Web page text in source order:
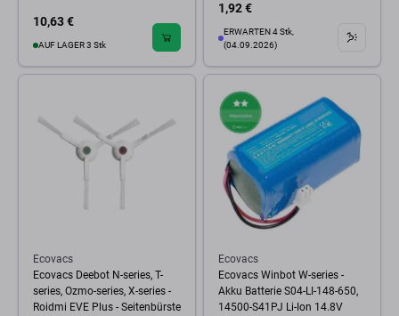
10,63 €
AUF LAGER 3 Stk
1,92 €
ERWARTEN 4 Stk,
(04.09.2026)
Ecovacs
Ecovacs Deebot N-series, T-
series, Ozmo-series, X-series -
Roidmi EVE Plus - Seitenbürste
Ecovacs
Ecovacs Winbot W-series -
Akku Batterie S04-LI-148-650,
14500-S41PJ Li-Ion 14.8V